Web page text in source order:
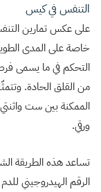
التنفس في كيس
على عكس تمارين
خاصة على المدى
التحكم في ما يسمى
من القلق الحادة.
الممكنة بين ست
ورقي.
تساعد هذه الطريقة
الرقم الهيدروجيني